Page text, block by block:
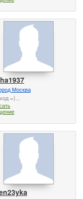
Москва
=)...